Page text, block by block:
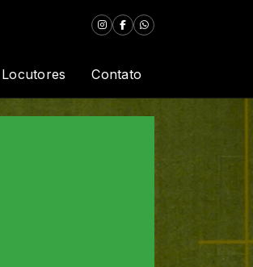
Locutores Contato